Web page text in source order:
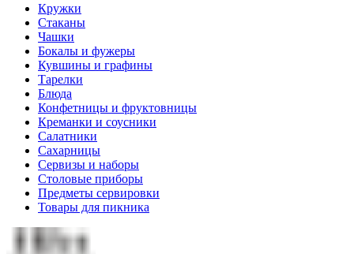
Кружки
Стаканы
Чашки
Бокалы и фужеры
Кувшины и графины
Тарелки
Блюда
Конфетницы и фруктовницы
Креманки и соусники
Салатники
Сахарницы
Сервизы и наборы
Столовые приборы
Предметы сервировки
Товары для пикника